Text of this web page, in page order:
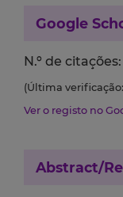
Google
N.º de citações:
(Última
Ver o registo no
Abstract/